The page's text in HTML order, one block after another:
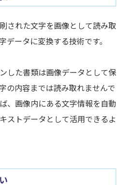
された文字を画像として読み取
データに変換する技術です。
した書類は画像データとして保
の内容までは読み取れませんで
、画像内にある文字情報を自動
ストデータとして活用できるよ